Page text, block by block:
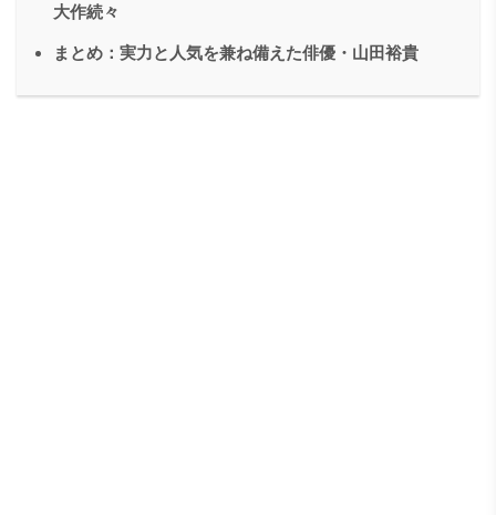
大作続々
まとめ：実力と人気を兼ね備えた俳優・山田裕貴